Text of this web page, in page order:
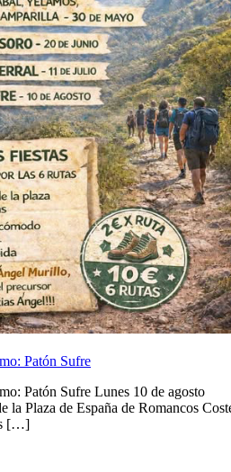
Patón Sufre
Patón Sufre Lunes 10 de agosto
la Plaza de España de Romancos
[…]